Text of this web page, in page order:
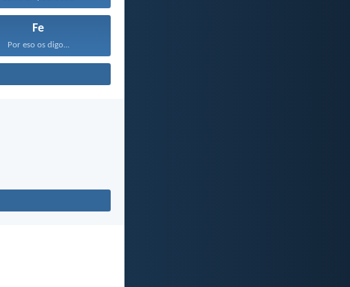
Fe
Por eso os digo...